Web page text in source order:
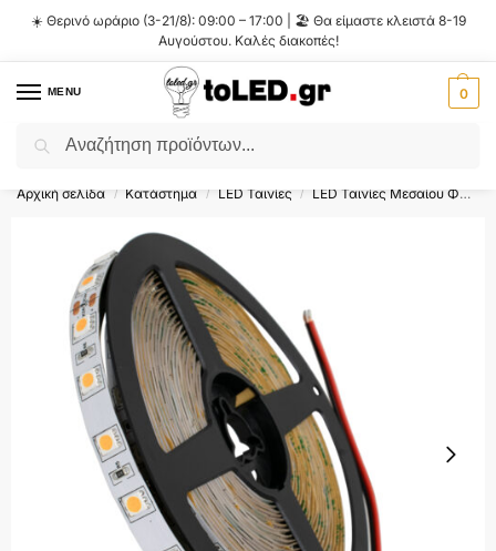
☀️ Θερινό ωράριο (3-21/8): 09:00 – 17:00 | 🏖️ Θα είμαστε κλειστά 8-19
Αυγούστου. Καλές διακοπές!
MENU 0
Flash Sale ⚡ 10% Έκπτωση με τον κωδικό
Αρχική σελίδα / Κατάστημα / LED Ταινίες / LED Ταινίες Μεσαίου Φωτισμού